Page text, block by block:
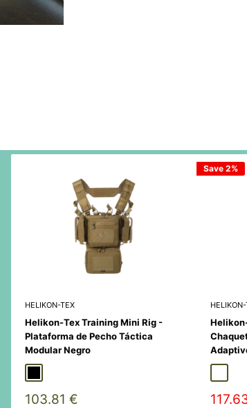
HELIKON-TEX
Helikon-Tex Training Mini Rig -
Plataforma de Pecho Táctica
Modular Negro
Sale
103.81 €
Save 2%
Sale